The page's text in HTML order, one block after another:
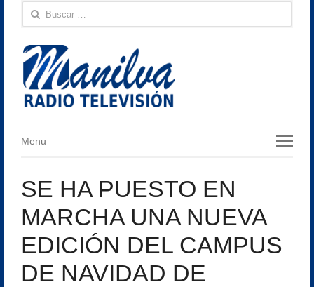
Buscar:
Menu
Menu
SE HA PUESTO EN
MARCHA UNA NUEVA
EDICIÓN DEL CAMPUS
DE NAVIDAD DE